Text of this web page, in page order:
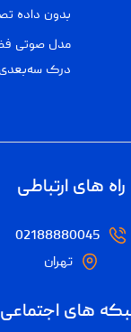
بدون داده
درک
راه های ارتباطی
02188880045
تهران
های اجتماعی